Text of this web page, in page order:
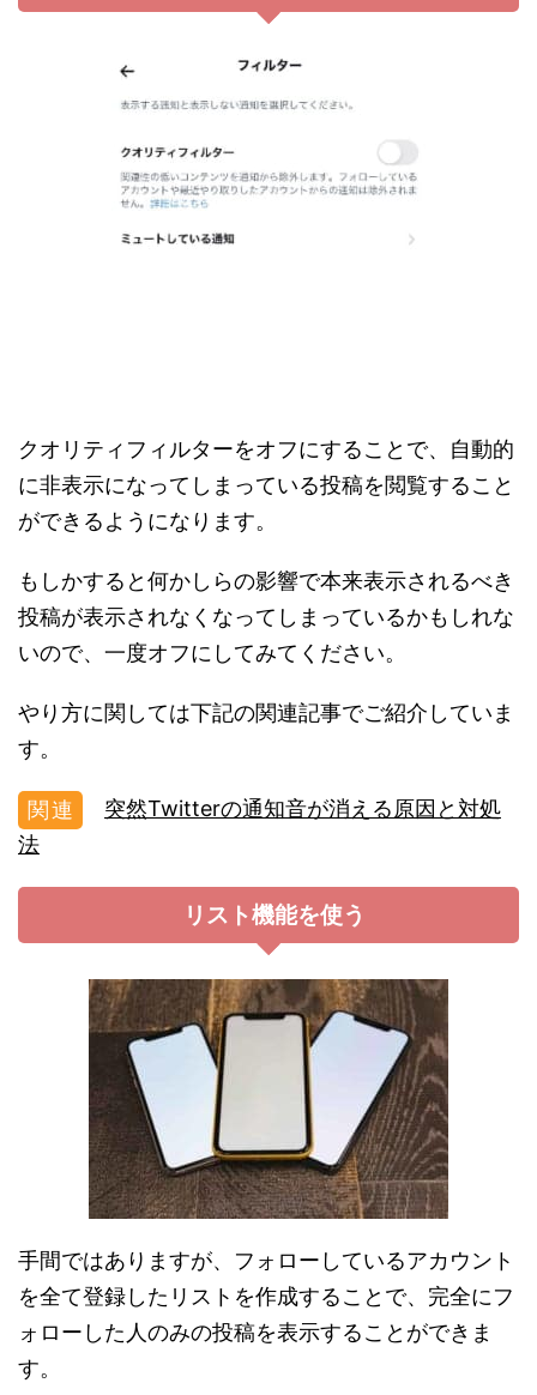
クオリティフィルターをオフにすることで、自動的
に非表示になってしまっている投稿を閲覧すること
ができるようになります。
もしかすると何かしらの影響で本来表示されるべき
投稿が表示されなくなってしまっているかもしれな
いので、一度オフにしてみてください。
やり方に関しては下記の関連記事でご紹介していま
す。
突然Twitterの通知音が消える原因と対処
法
リスト機能を使う
手間ではありますが、フォローしているアカウント
を全て登録したリストを作成することで、完全にフ
ォローした人のみの投稿を表示することができま
す。